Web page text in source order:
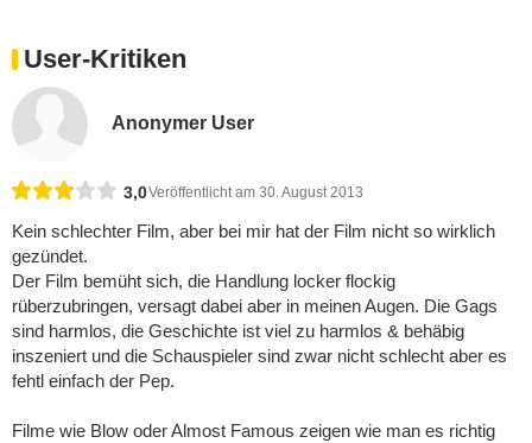
User-Kritiken
Anonymer User
3,0Veröffentlicht am 30. August 2013
Kein schlechter Film, aber bei mir hat der Film nicht so wirklich
gezündet.
Der Film bemüht sich, die Handlung locker flockig
rüberzubringen, versagt dabei aber in meinen Augen. Die Gags
sind harmlos, die Geschichte ist viel zu harmlos & behäbig
inszeniert und die Schauspieler sind zwar nicht schlecht aber es
fehtl einfach der Pep.
Filme wie Blow oder Almost Famous zeigen wie man es richtig